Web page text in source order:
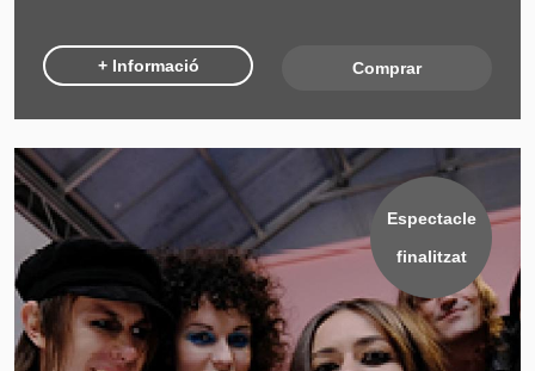
+ Informació Comprar
Espectacle
finalitzat